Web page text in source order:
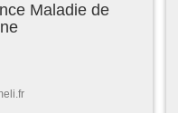
Maladie de